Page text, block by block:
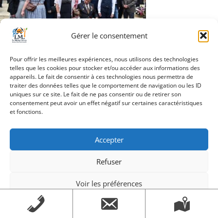
Gérer le consentement
Pour offrir les meilleures expériences, nous utilisons des technologies
telles que les cookies pour stocker et/ou accéder aux informations des
appareils. Le fait de consentir à ces technologies nous permettra de
traiter des données telles que le comportement de navigation ou les ID
uniques sur ce site. Le fait de ne pas consentir ou de retirer son
consentement peut avoir un effet négatif sur certaines caractéristiques
et fonctions.
Accepter
Refuser
Voir les préférences
Mentions légalesMentions légales
Navigation
de
l’article
Article précédent
réservés.|Mentions légales